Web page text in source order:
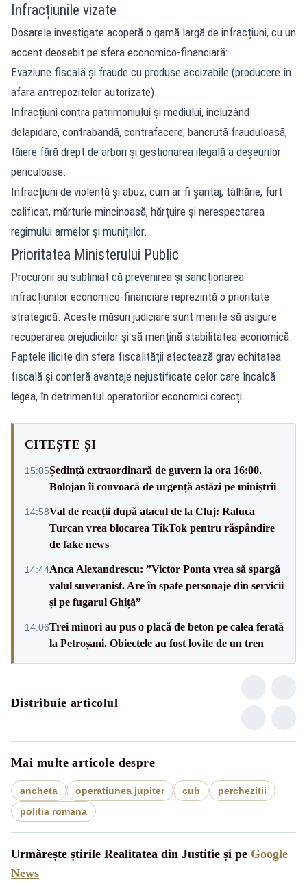
Infracțiunile vizate
Dosarele investigate acoperă o gamă largă de infracțiuni, cu un
accent deosebit pe sfera economico-financiară:
Evaziune fiscală și fraude cu produse accizabile (producere în
afara antrepozitelor autorizate).
Infracțiuni contra patrimoniului și mediului, incluzând
delapidare, contrabandă, contrafacere, bancrută frauduloasă,
tăiere fără drept de arbori și gestionarea ilegală a deșeurilor
periculoase.
Infracțiuni de violență și abuz, cum ar fi șantaj, tâlhărie, furt
calificat, mărturie mincinoasă, hărțuire și nerespectarea
regimului armelor și munițiilor.
Prioritatea Ministerului Public
Procurorii au subliniat că prevenirea și sancționarea
infracțiunilor economico-financiare reprezintă o prioritate
strategică. Aceste măsuri judiciare sunt menite să asigure
recuperarea prejudiciilor și să mențină stabilitatea economică.
Faptele ilicite din sfera fiscalității afectează grav echitatea
fiscală și conferă avantaje nejustificate celor care încalcă
legea, în detrimentul operatorilor economici corecți.
CITEȘTE ȘI
15:05Ședință extraordinară de guvern la ora 16:00.
Bolojan îi convoacă de urgență astăzi pe miniștrii
14:58Val de reacții după atacul de la Cluj: Raluca
Turcan vrea blocarea TikTok pentru răspândire
de fake news
14:44Anca Alexandrescu: ”Victor Ponta vrea să spargă
valul suveranist. Are în spate personaje din servicii
și pe fugarul Ghiță”
14:06Trei minori au pus o placă de beton pe calea ferată
la Petroșani. Obiectele au fost lovite de un tren
Distribuie articolul
Mai multe articole despre
ancheta operatiunea jupiter cub
perchezitii
politia romana
Urmărește știrile Realitatea din Justitie și pe Google
News